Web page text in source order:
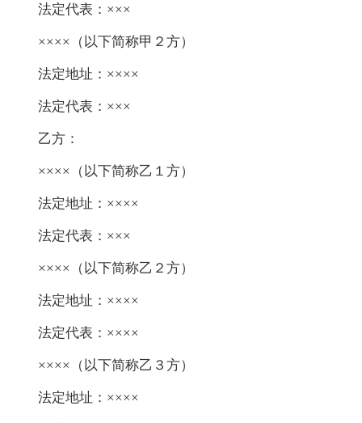
法定代表：×××
××××（以下简称甲２方）
法定地址：××××
法定代表：×××
乙方：
××××（以下简称乙１方）
法定地址：××××
法定代表：×××
××××（以下简称乙２方）
法定地址：××××
法定代表：××××
××××（以下简称乙３方）
法定地址：××××